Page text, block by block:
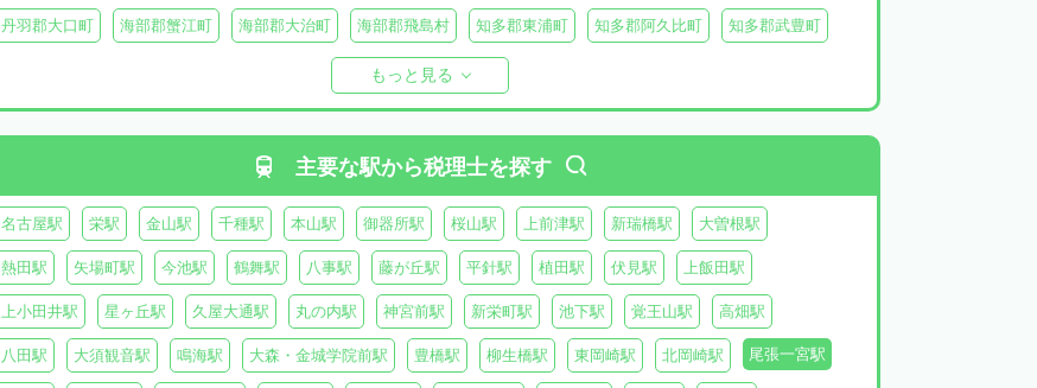
丹羽郡大口町 海部郡蟹江町 海部郡大治町 海部郡飛島村 知多郡東浦町 知多郡阿久比町 知多郡武豊町
北設楽郡設楽町
もっと見る
主要な駅から税理士を探す
名古屋駅 栄駅 金山駅 千種駅 本山駅 御器所駅 桜山駅 上前津駅 新瑞橋駅 大曽根駅
熱田駅 矢場町駅 今池駅 鶴舞駅 八事駅 藤が丘駅 平針駅 植田駅 伏見駅 上飯田駅
上小田井駅 星ヶ丘駅 久屋大通駅 丸の内駅 神宮前駅 新栄町駅 池下駅 覚王山駅 高畑駅
八田駅 大須観音駅 鳴海駅 大森・金城学院前駅 豊橋駅 柳生橋駅 東岡崎駅 北岡崎駅 尾張一宮駅